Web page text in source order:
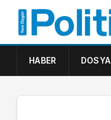
HABER DOSYA